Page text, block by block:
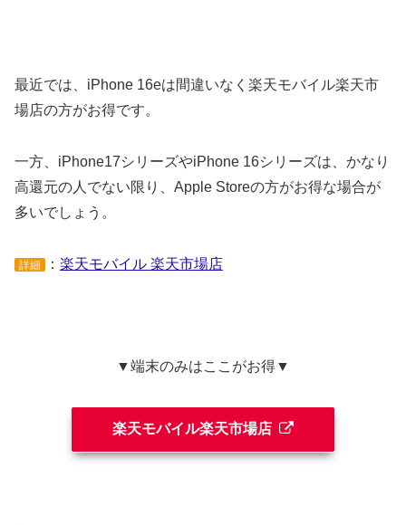
最近では、iPhone 16eは間違いなく楽天モバイル楽天市
場店の方がお得です。
一方、iPhone17シリーズやiPhone 16シリーズは、かなり
高還元の人でない限り、Apple Storeの方がお得な場合が
多いでしょう。
詳細 ： 楽天モバイル 楽天市場店
▼端末のみはここがお得▼
楽天モバイル楽天市場店